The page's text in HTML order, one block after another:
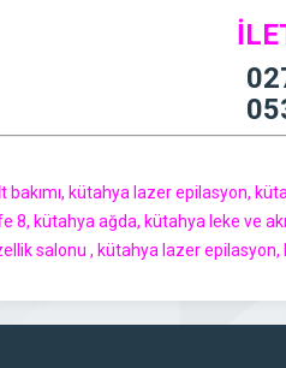
kütahya lazer epilasyon,
8, kütahya ağda, kütahya leke ve
salonu , kütahya lazer